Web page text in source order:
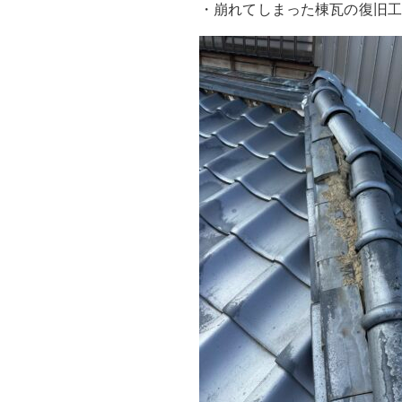
・崩れてしまった棟瓦の復旧